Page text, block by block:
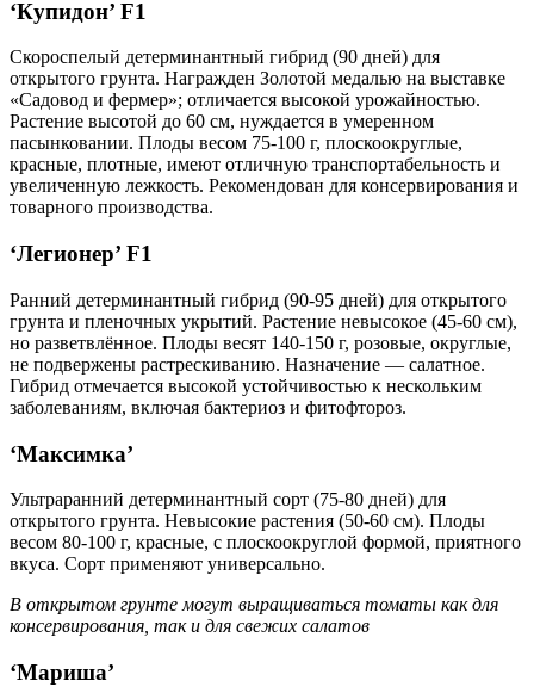
‘Купидон’ F1
Скороспелый детерминантный гибрид (90 дней) для
открытого грунта. Награжден Золотой медалью на выставке
«Садовод и фермер»; отличается высокой урожайностью.
Растение высотой до 60 см, нуждается в умеренном
пасынковании. Плоды весом 75-100 г, плоскоокруглые,
красные, плотные, имеют отличную транспортабельность и
увеличенную лежкость. Рекомендован для консервирования и
товарного производства.
‘Легионер’ F1
Ранний детерминантный гибрид (90-95 дней) для открытого
грунта и пленочных укрытий. Растение невысокое (45-60 см),
но разветвлённое. Плоды весят 140-150 г, розовые, округлые,
не подвержены растрескиванию. Назначение — салатное.
Гибрид отмечается высокой устойчивостью к нескольким
заболеваниям, включая бактериоз и фитофтороз.
‘Максимка’
Ультраранний детерминантный сорт (75-80 дней) для
открытого грунта. Невысокие растения (50-60 см). Плоды
весом 80-100 г, красные, с плоскоокруглой формой, приятного
вкуса. Сорт применяют универсально.
В открытом грунте могут выращиваться томаты как для
консервирования, так и для свежих салатов
‘Мариша’